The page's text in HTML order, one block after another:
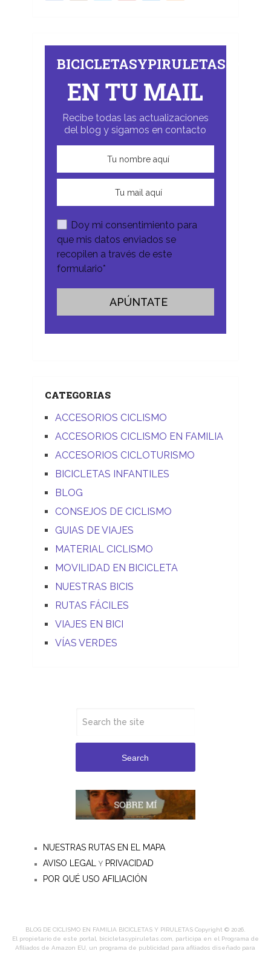
BICICLETASYPIRULETAS.COM
EN TU MAIL
Recibe todas las actualizaciones
del blog y sigamos en contacto
Doy mi consentimiento para
que mis datos enviados se
recopilen a través de este
formulario*
CATEGORIAS
ACCESORIOS CICLISMO
ACCESORIOS CICLISMO EN FAMILIA
ACCESORIOS CICLOTURISMO
BICICLETAS INFANTILES
BLOG
CONSEJOS DE CICLISMO
GUIAS DE VIAJES
MATERIAL CICLISMO
MOVILIDAD EN BICICLETA
NUESTRAS BICIS
RUTAS FÁCILES
VIAJES EN BICI
VÍAS VERDES
Search
NUESTRAS RUTAS EN EL MAPA
AVISO LEGALYPRIVACIDAD
POR QUÉ USO AFILIACIÓN
BLOG DE CICLISMO EN FAMILIA BICICLETAS Y PIRULETASCopyright © 2026.
El propietario de este portal, bicicletasypiruletas.com, participa en el Programa de
Afiliados de Amazon EU, un programa de publicidad para afiliados diseñado para